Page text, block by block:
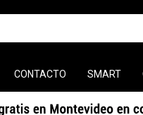
CONTACTO SMART